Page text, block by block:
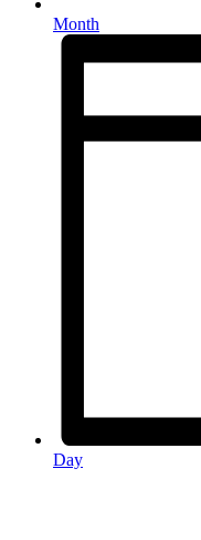
Month
Day